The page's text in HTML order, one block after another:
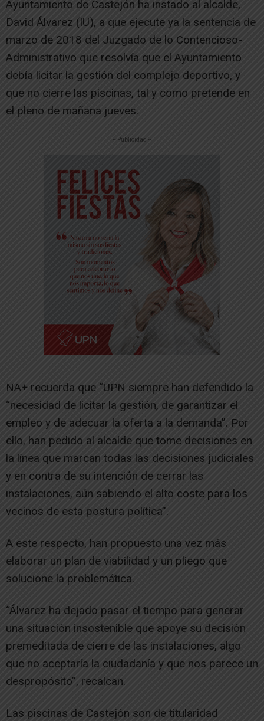
Ayuntamiento de Castejón ha instado al alcalde,
David Álvarez (IU), a que ejecute ya la sentencia de
marzo de 2018 del Juzgado de lo Contencioso-
Administrativo que resolvía que el Ayuntamiento
debía licitar la gestión del complejo deportivo, y
que no cierre las piscinas, tal y como pretende en
el pleno de mañana jueves.
-- Publicidad --
NA+ recuerda que “UPN siempre han defendido la
“necesidad de licitar la gestión, de garantizar el
empleo y de adecuar la oferta a la demanda”. Por
ello, han pedido al alcalde que tome decisiones en
la línea que marcan todas las decisiones judiciales
y en contra de su intención de cerrar las
instalaciones, aún sabiendo el alto coste para los
vecinos de esta postura política”.
A este respecto, han propuesto una vez más
elaborar un plan de viabilidad y un pliego que
solucione la problemática.
“Álvarez ha dejado pasar el tiempo para generar
una situación insostenible que apoye su decisión
premeditada de cierre de las instalaciones, algo
que no aceptaría la ciudadanía y que nos parece un
despropósito”, recalcan.
Las piscinas de Castejón son de titularidad